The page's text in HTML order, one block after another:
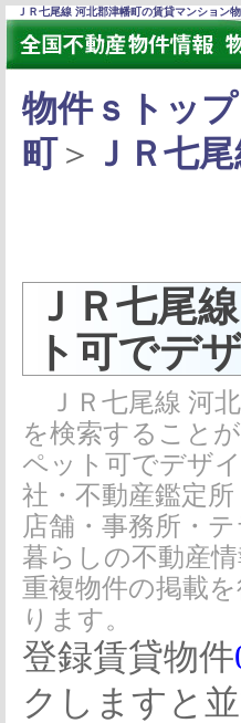
ＪＲ七尾線 河北郡津幡町の賃貸マンション
物件ｓトップ
町
＞ ＪＲ七
ＪＲ七尾
ト可でデ
ＪＲ七尾線 河
を検索すること
ペット可でデザ
社・不動産鑑定
店舗・事務所・
暮らしの不動産
重複物件の掲載
ります。
登録賃貸物件
クしますと